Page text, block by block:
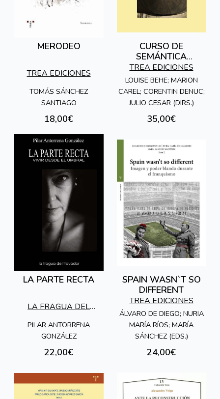
MERODEO
TREA EDICIONES
TOMÁS SÁNCHEZ
SANTIAGO
18,00€
CURSO DE
SEMÁNTICA
ARGUMENTATIVA
TREA EDICIONES
LOUISE BEHE; MARION
CAREL; CORENTIN DENUC;
JULIO CESAR (DIRS.)
35,00€
LA PARTE RECTA
LA FRAGUA DEL
PILAR ANTORRENA
GONZÁLEZ
22,00€
SPAIN WASN`T SO
DIFFERENT
TREA EDICIONES
ÁLVARO DE DIEGO; NURIA
MARÍA RÍOS; MARÍA
SÁNCHEZ (EDS.)
24,00€